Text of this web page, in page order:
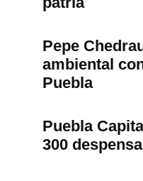
Pepe
ambiental
Puebla
Puebla
300